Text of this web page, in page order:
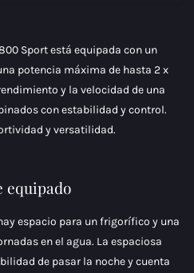
Sport está equipada con un
potencia máxima de hasta 2 x
y la velocidad de una
con estabilidad y control.
y versatilidad.
equipado
espacio para un frigorífico y una
en el agua. La espaciosa
de pasar la noche y cuenta